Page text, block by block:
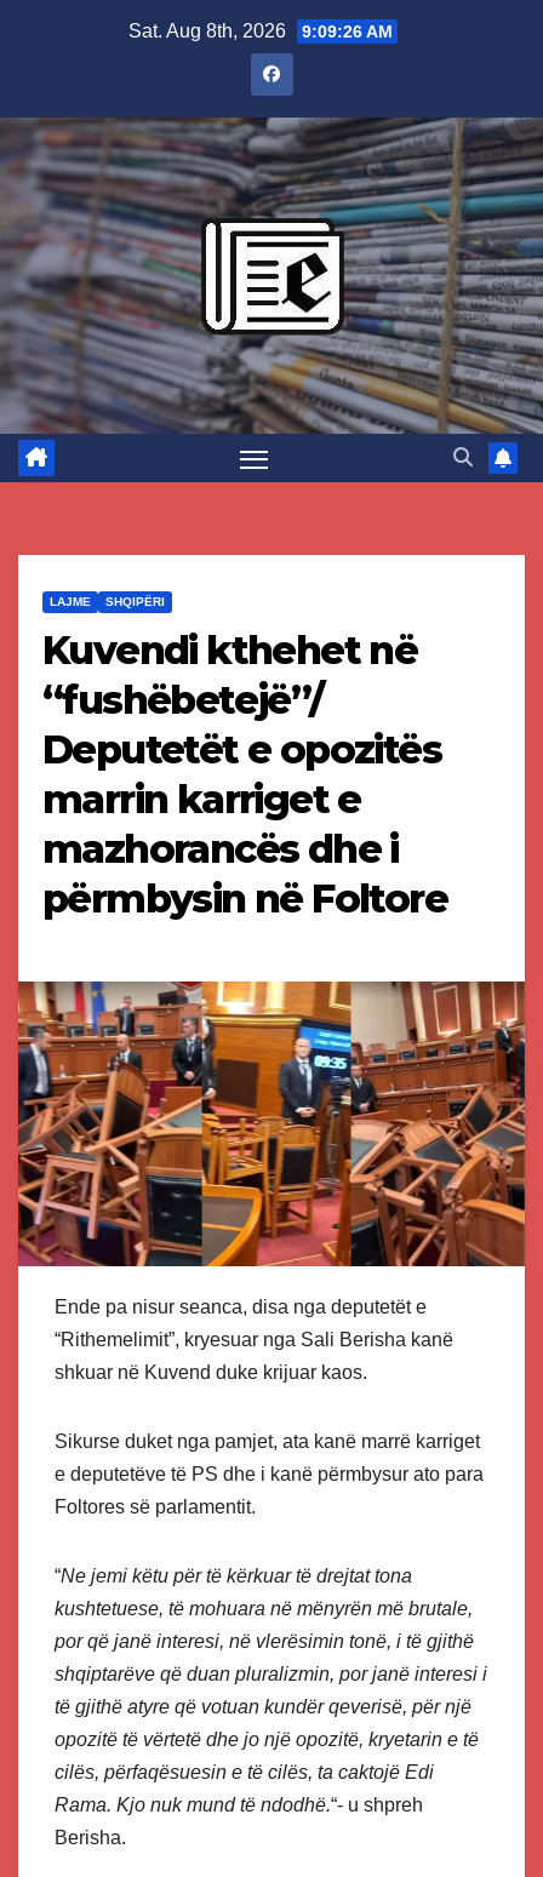
Sat. Aug 8th, 2026 9:09:27 AM
LAJME SHQIPËRI
Kuvendi kthehet në
“fushëbetejë”/
Deputetët e opozitës
marrin karriget e
mazhorancës dhe i
përmbysin në Foltore
Ende pa nisur seanca, disa nga deputetët e
“Rithemelimit”, kryesuar nga Sali Berisha kanë
shkuar në Kuvend duke krijuar kaos.
Sikurse duket nga pamjet, ata kanë marrë karriget
e deputetëve të PS dhe i kanë përmbysur ato para
Foltores së parlamentit.
“Ne jemi këtu për të kërkuar të drejtat tona
kushtetuese, të mohuara në mënyrën më brutale,
por që janë interesi, në vlerësimin tonë, i të gjithë
shqiptarëve që duan pluralizmin, por janë interesi i
të gjithë atyre që votuan kundër qeverisë, për një
opozitë të vërtetë dhe jo një opozitë, kryetarin e të
cilës, përfaqësuesin e të cilës, ta caktojë Edi
Rama. Kjo nuk mund të ndodhë.“- u shpreh
Berisha.